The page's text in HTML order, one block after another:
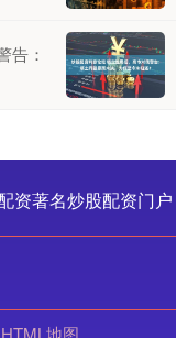
告：
资著名炒股配资门户
HTML地图